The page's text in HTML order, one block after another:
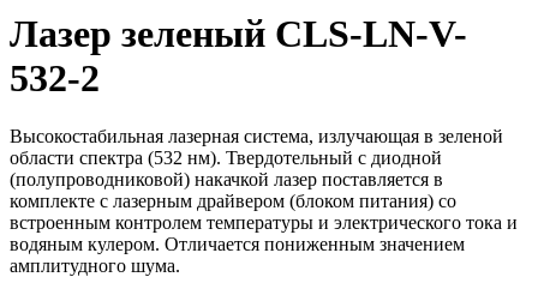
Лазер зеленый CLS-LN-V-
532-2
Высокостабильная лазерная система, излучающая в зеленой
области спектра (532 нм). Твердотельный с диодной
(полупроводниковой) накачкой лазер поставляется в
комплекте с лазерным драйвером (блоком питания) со
встроенным контролем температуры и электрического тока и
водяным кулером. Отличается пониженным значением
амплитудного шума.